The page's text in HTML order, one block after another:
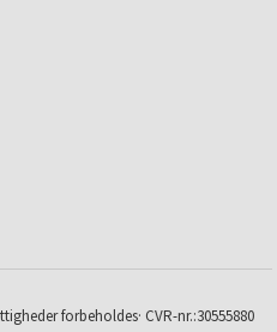
forbeholdes· CVR-nr.:30555880